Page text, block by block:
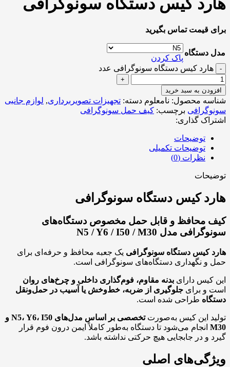
هارد کیس دستگاه سونوگرافی
برای قیمت تماس بگیرید
مدل دستگاه
پاک کردن
هارد کیس دستگاه سونوگرافی عدد
افزودن به سبد خرید
شناسه محصول: نامعلوم دسته: تجهیزات تصویربرداری, لوازم جانبی
سونوگرافی برچسب: کیف حمل سونوگرافی
اشتراک گذاری:
توضیحات
توضیحات تکمیلی
نظرات (0)
توضیحات
هارد کیس دستگاه سونوگرافی
کیف محافظ و قابل حمل مخصوص دستگاه‌های
سونوگرافی مدل N5 / Y6 / I50 / M30
هارد کیس دستگاه سونوگرافی یک جعبه محافظ و حرفه‌ای برای
حمل و نگهداری دستگاه‌های سونوگرافی است.
این کیس دارای بدنه مقاوم، فوم‌گذاری داخلی و چرخ‌های روان
است و برای جلوگیری از ضربه، خط‌و‌خش یا آسیب در حمل‌ونقل
دستگاه طراحی شده است.
تولید این کیس به‌صورت
تخصصی بر اساس مدل‌های N5، Y6، I50 و
M30 انجام می‌شود تا دستگاه به‌طور کاملاً ایمن درون فوم قرار
گیرد و در جابجایی هیچ حرکتی نداشته باشد.
ویژگی‌های اصلی